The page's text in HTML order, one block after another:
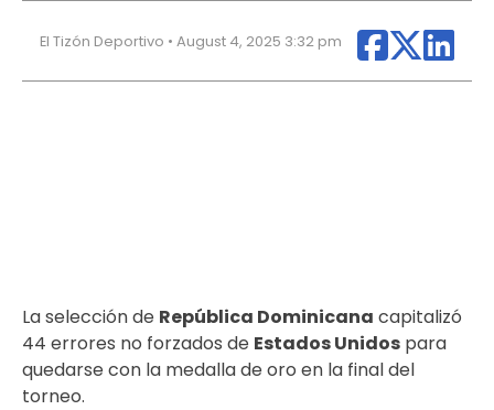
El Tizón Deportivo • August 4, 2025 3:32 pm
La selección de República Dominicana capitalizó
44 errores no forzados de Estados Unidos para
quedarse con la medalla de oro en la final del
torneo.